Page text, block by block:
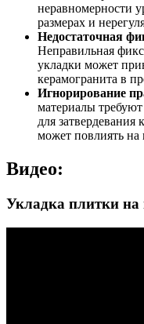
неравномерности
размерах и
Недостаточная
Неправильная
укладки может
керамогранита в
Игнорирование
материалы
для
может повлиять на
Видео:
Укладка плитки